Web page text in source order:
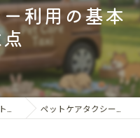
利用の基本
ム ペットケアタクシー利用の基本と注意点